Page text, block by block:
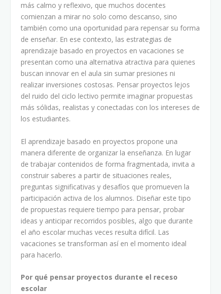
más calmo y reflexivo, que muchos docentes
comienzan a mirar no solo como descanso, sino
también como una oportunidad para repensar su forma
de enseñar. En ese contexto, las estrategias de
aprendizaje basado en proyectos en vacaciones se
presentan como una alternativa atractiva para quienes
buscan innovar en el aula sin sumar presiones ni
realizar inversiones costosas. Pensar proyectos lejos
del ruido del ciclo lectivo permite imaginar propuestas
más sólidas, realistas y conectadas con los intereses de
los estudiantes.
El aprendizaje basado en proyectos propone una
manera diferente de organizar la enseñanza. En lugar
de trabajar contenidos de forma fragmentada, invita a
construir saberes a partir de situaciones reales,
preguntas significativas y desafíos que promueven la
participación activa de los alumnos. Diseñar este tipo
de propuestas requiere tiempo para pensar, probar
ideas y anticipar recorridos posibles, algo que durante
el año escolar muchas veces resulta difícil. Las
vacaciones se transforman así en el momento ideal
para hacerlo.
Por qué pensar proyectos durante el receso
escolar